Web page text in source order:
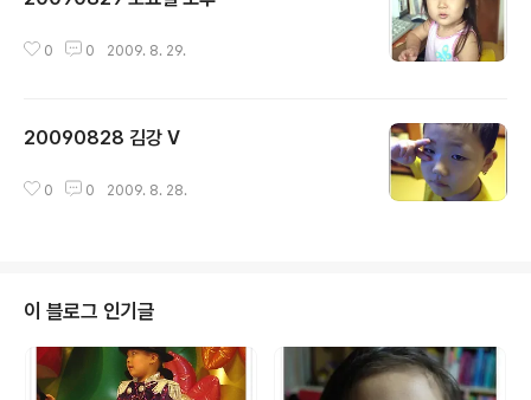
0 0 2009. 8. 29.
20090828 김강 V
0 0 2009. 8. 28.
이 블로그 인기글